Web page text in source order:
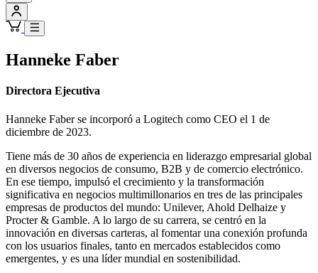
Hanneke Faber
Directora Ejecutiva
Hanneke Faber se incorporó a Logitech como CEO el 1 de
diciembre de 2023.
Tiene más de 30 años de experiencia en liderazgo empresarial global
en diversos negocios de consumo, B2B y de comercio electrónico.
En ese tiempo, impulsó el crecimiento y la transformación
significativa en negocios multimillonarios en tres de las principales
empresas de productos del mundo: Unilever, Ahold Delhaize y
Procter & Gamble. A lo largo de su carrera, se centró en la
innovación en diversas carteras, al fomentar una conexión profunda
con los usuarios finales, tanto en mercados establecidos como
emergentes, y es una líder mundial en sostenibilidad.